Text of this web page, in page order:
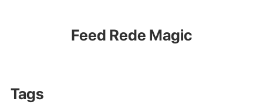
Feed Rede Magic
Tags